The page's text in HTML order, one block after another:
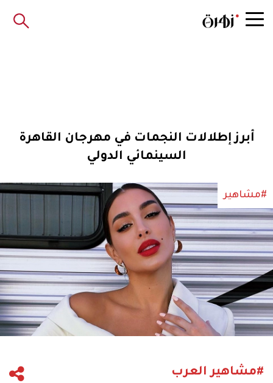
أبرز إطلالات النجمات في مهرجان القاهرة
السينمائي الدولي
#مشاهير
#مشاهير العرب